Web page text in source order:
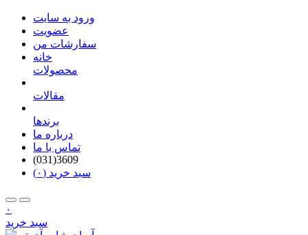
ورود به سایت
عضویت
سفارشات من
خانه
محصولات
مقالات
برندها
درباره ما
تماس با ما
(031)3609
سبد خرید (۰)
۰
سبد خرید